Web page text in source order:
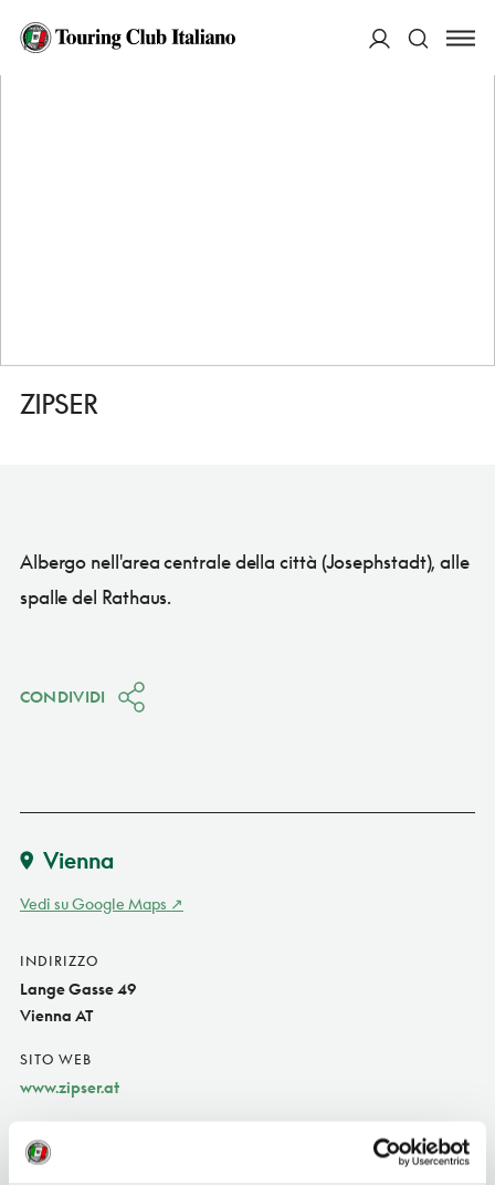
HOME
ZIPSER
Albergo nell'area centrale della città (Josephstadt), alle
spalle del Rathaus.
CONDIVIDI
Vienna
Vedi su Google Maps
INDIRIZZO
Lange Gasse 49
Vienna AT
SITO WEB
www.zipser.at
office@zipser.de